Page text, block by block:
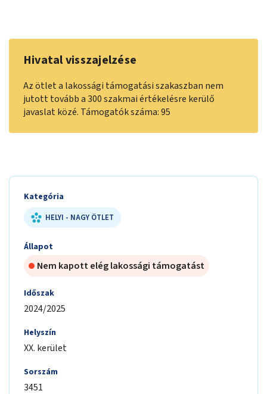
Hivatal visszajelzése
Az ötlet a lakossági támogatási szakaszban nem
jutott tovább a 300 szakmai értékelésre kerülő
javaslat közé. Támogatók száma: 95
Kategória
HELYI - NAGY ÖTLET
Állapot
Nem kapott elég lakossági támogatást
Időszak
2024/2025
Helyszín
XX. kerület
Sorszám
3451